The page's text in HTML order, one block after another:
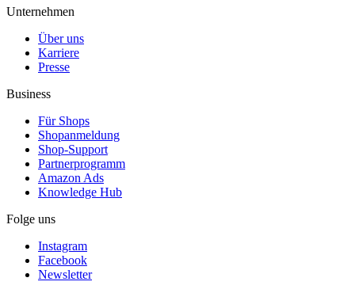
Unternehmen
Über uns
Karriere
Presse
Business
Für Shops
Shopanmeldung
Shop-Support
Partnerprogramm
Amazon Ads
Knowledge Hub
Folge uns
Instagram
Facebook
Newsletter